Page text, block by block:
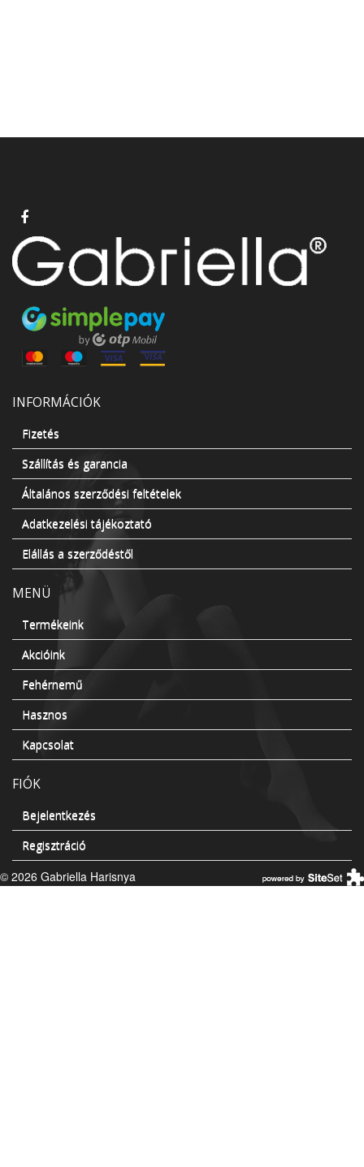
INFORMÁCIÓK
Fizetés
Szállítás és garancia
Általános szerződési feltételek
Adatkezelési tájékoztató
Elállás a szerződéstől
MENÜ
Termékeink
Akcióink
Fehérnemű
Hasznos
Kapcsolat
FIÓK
Bejelentkezés
Regisztráció
© 2026 Gabriella Harisnya